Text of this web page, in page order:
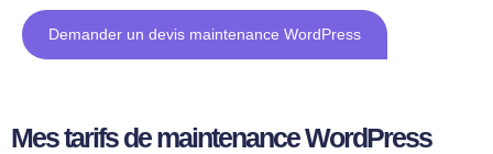
Demander un devis maintenance WordPress
Mes tarifs de maintenance WordPress